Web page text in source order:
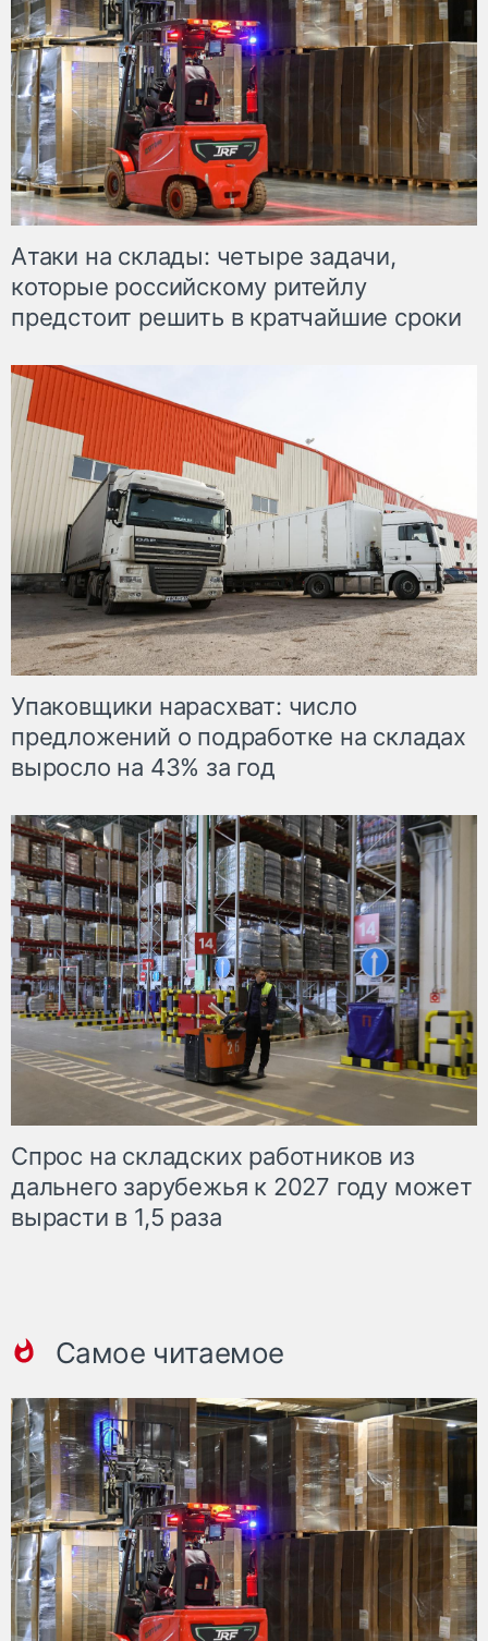
Атаки на склады: четыре задачи,
которые российскому ритейлу
предстоит решить в кратчайшие сроки
Упаковщики нарасхват: число
предложений о подработке на складах
выросло на 43% за год
Спрос на складских работников из
дальнего зарубежья к 2027 году может
вырасти в 1,5 раза
Самое читаемое